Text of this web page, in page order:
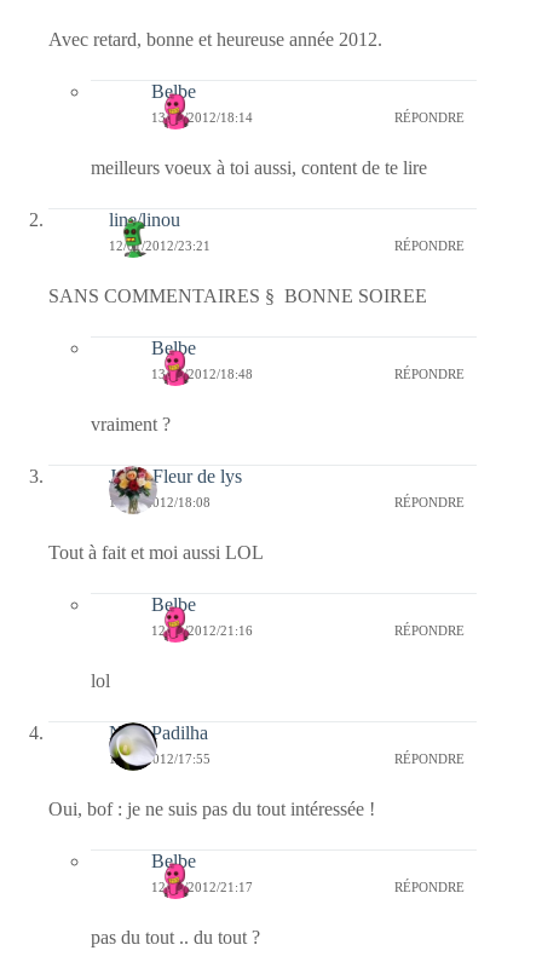
Avec retard, bonne et heureuse année 2012.
Belbe
13/01/2012/18:14 RÉPONDRE
meilleurs voeux à toi aussi, content de te lire
line/linou
12/01/2012/23:21 RÉPONDRE
SANS COMMENTAIRES § BONNE SOIREE
Belbe
13/01/2012/18:48 RÉPONDRE
vraiment ?
Jaffy-Fleur de lys
12/01/2012/18:08 RÉPONDRE
Tout à fait et moi aussi LOL
Belbe
12/01/2012/21:16 RÉPONDRE
lol
Nina Padilha
12/01/2012/17:55 RÉPONDRE
Oui, bof : je ne suis pas du tout intéressée !
Belbe
12/01/2012/21:17 RÉPONDRE
pas du tout .. du tout ?